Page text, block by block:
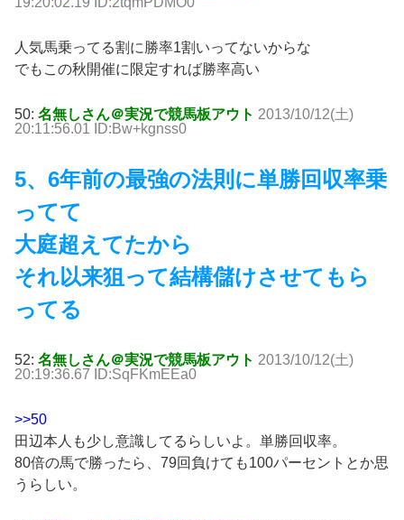
人気馬乗ってる割に勝率1割いってないからな
でもこの秋開催に限定すれば勝率高い
50: 名無しさん＠実況で競馬板アウト 2013/10/12(土)
20:11:56.01 ID:Bw+kgnss0
5、6年前の最強の法則に単勝回収率乗
ってて
大庭超えてたから
それ以来狙って結構儲けさせてもら
ってる
52: 名無しさん＠実況で競馬板アウト 2013/10/12(土)
20:19:36.67 ID:SqFKmEEa0
>>50
田辺本人も少し意識してるらしいよ。単勝回収率。
80倍の馬で勝ったら、79回負けても100パーセントとか思
うらしい。